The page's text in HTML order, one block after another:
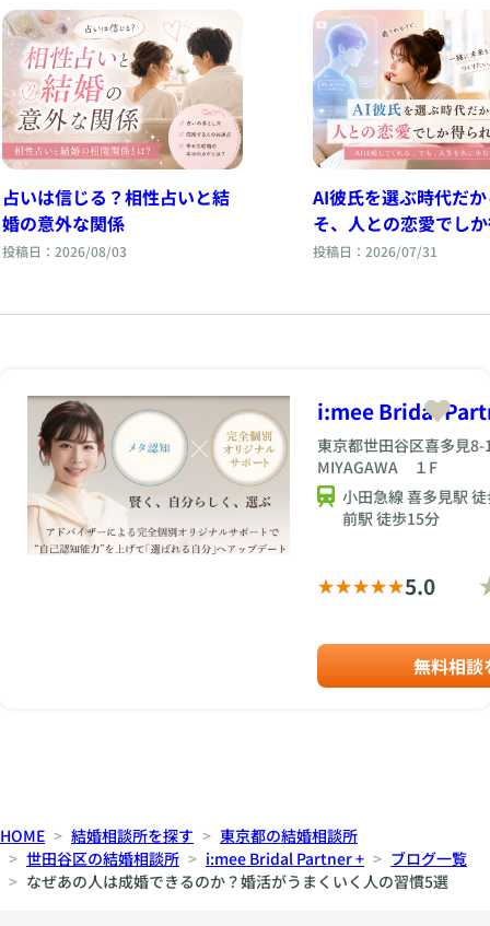
占いは信じる？相性占いと結
婚の意外な関係
投稿日：2026/08/03
AI彼氏を選ぶ時代だ
そ、人との恋愛でし
ないもの。
投稿日：2026/07/31
i:mee Bridal
東京都世田谷区喜多
MIYAGAWA １F
小田急線 喜多見駅
前駅 徒歩15分
5.0
無料相談
HOME 結婚相談所を探す
東京都の結婚相談所
世田谷区の結婚相談所
i:mee Bridal Partner +
ブログ一覧
なぜあの人は成婚できるのか？婚活がうまくいく人の習慣5選